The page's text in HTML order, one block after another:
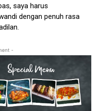
saya harus
dengan penuh rasa
-